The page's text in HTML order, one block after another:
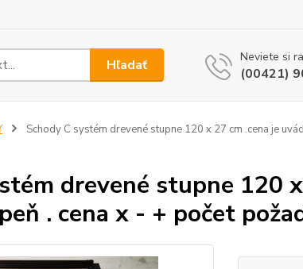
Hľadať Neviete si
(00421)
Schody C systém drevené stupne 120 x 27 cm .cena je
drevené stupne 120
. cena x - + počet